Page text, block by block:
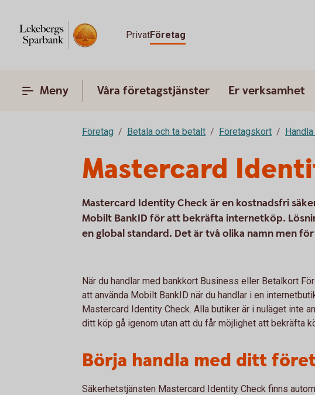
PrivatFöretag
Meny Våra företagstjänster Er verksamhet
Företag Betala och ta betalt Företagskort
Mastercard
Mastercard Identity Check är en kostnadsfri
Mobilt BankID för att bekräfta internetköp.
en global standard. Det är två olika namn men
När du handlar med bankkort Business eller Betalkort
att använda Mobilt BankID när du handlar i en
Mastercard Identity Check. Alla butiker är i nuläget inte
ditt köp gå igenom utan att du får möjlighet att bekräfta
Börja handla med ditt
Säkerhetstjänsten Mastercard Identity Check finns